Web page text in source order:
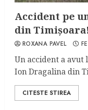
Accident pe
din
ROXANA PAVEL
Un accident a avut
Ion Dragalina din
CITESTE STIREA